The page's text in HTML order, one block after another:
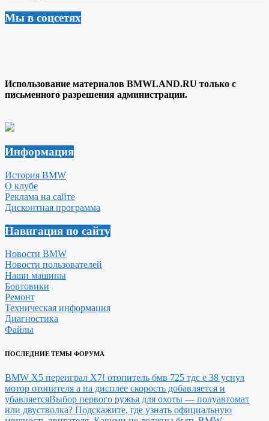
Мы в соцсетях
Использование материалов BMWLAND.RU только с
письменного разрешения администрации.
Информация
История BMW
О клубе
Реклама на сайте
Дисконтная программа
Навигация по сайту
Новости BMW
Новости пользователей
Наши машины
Бортовики
Ремонт
Техническая информация
Диагностика
Файлы
ПОСЛЕДНИЕ ТЕМЫ ФОРУМА
BMW X5 переиграл X7! отопитель бмв 725 тдс е 38 уснул
мотор отопителя а на дисплее скорость добавляется и
убавляетсяВыбор первого ружья для охоты — полуавтомат
или двустволка? Подскажите, где узнать официальную